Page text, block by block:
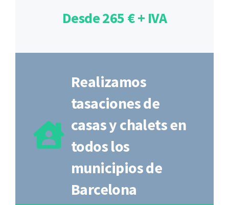
Desde 265 € + IVA
Realizamos
tasaciones de
casas y chalets en
todos los
municipios de
Barcelona